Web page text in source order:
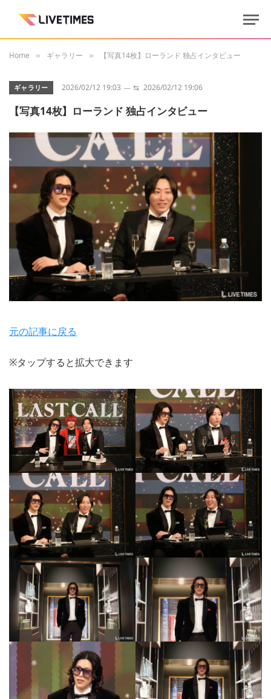
Home » ギャラリー » 【写真14枚】ローランド 独占インタビュー
ギャラリー 2026/02/12 19:03 ⇆ 2026/02/12 19:06
【写真14枚】ローランド 独占インタビュー
元の記事に戻る
※タップすると拡大できます